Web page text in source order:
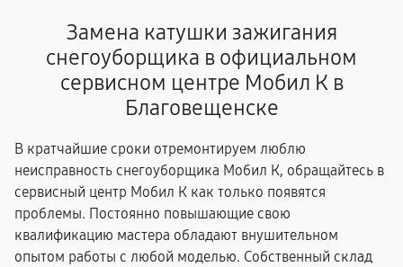
Замена катушки зажигания
снегоуборщика в официальном
сервисном центре Мобил К в
Благовещенске
В кратчайшие сроки отремонтируем люблю
неисправность снегоуборщика Мобил К, обращайтесь в
сервисный центр Мобил К как только появятся
проблемы. Постоянно повышающие свою
квалификацию мастера обладают внушительном
опытом работы с любой моделью. Собственный склад